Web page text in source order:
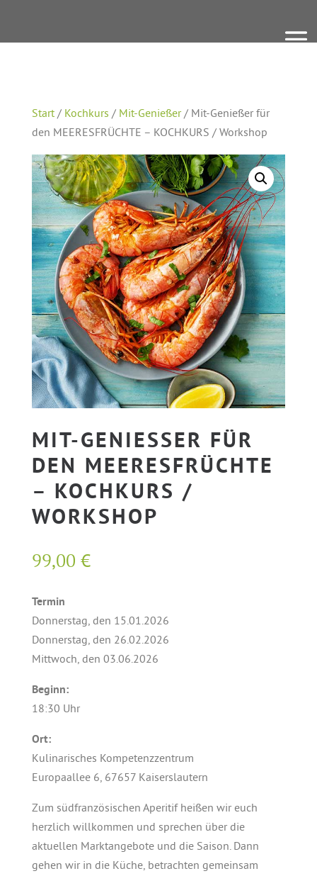
Start/ Kochkurs / Mit-Genießer/ Mit-Genießer für
den MEERESFRÜCHTE – KOCHKURS / Workshop
MIT-GENIESSER FÜR D
EN MEERESFRÜCHTE –
KOCHKURS / W
ORKSHOP
99,00 €
Termin
Donnerstag, den 15.01.2026
Donnerstag, den 26.02.2026
Mittwoch, den 03.06.2026
Beginn:
18:30 Uhr
Ort:
Kulinarisches Kompetenzzentrum
Europaallee 6, 67657 Kaiserslautern
Zum südfranzösischen Aperitif heißen wir euch
herzlich willkommen und sprechen über die
aktuellen Marktangebote und die Saison. Dann
gehen wir in die Küche, betrachten gemeinsam